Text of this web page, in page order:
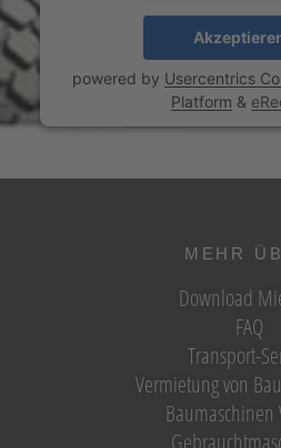
powered by Usercentrics
Platform &
MEHR
Download
FAQ
Transport-
Vermietung von
Baumaschinen